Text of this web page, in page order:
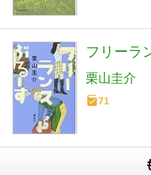
フリーラ
栗山圭介
71